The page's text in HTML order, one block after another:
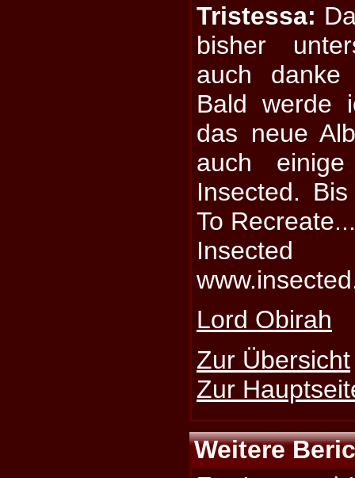
Tristessa:
bisher
auch
Bald werde
das neue
auch
Insected.
To
Lord Obirah
Zur Übersicht
Zur
Weitere